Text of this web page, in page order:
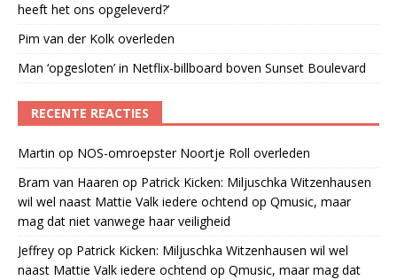
heeft het ons opgeleverd?’
Pim van der Kolk overleden
Man ‘opgesloten’ in Netflix-billboard boven Sunset Boulevard
RECENTE REACTIES
Martin op NOS-omroepster Noortje Roll overleden
Bram van Haaren op Patrick Kicken: Miljuschka Witzenhausen
wil wel naast Mattie Valk iedere ochtend op Qmusic, maar
mag dat niet vanwege haar veiligheid
Jeffrey op Patrick Kicken: Miljuschka Witzenhausen wil wel
naast Mattie Valk iedere ochtend op Qmusic, maar mag dat